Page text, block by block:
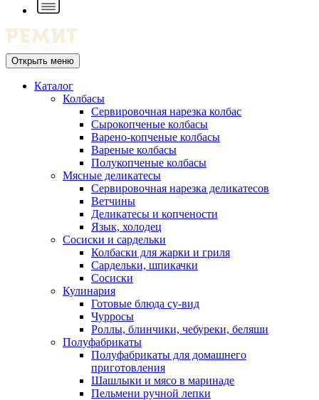
Открыть меню
Каталог
Колбасы
Сервировочная нарезка колбас
Сырокопченые колбасы
Варено-копченые колбасы
Вареные колбасы
Полукопченые колбасы
Мясные деликатесы
Сервировочная нарезка деликатесов
Ветчины
Деликатесы и копчености
Язык, холодец
Сосиски и сардельки
Колбаски для жарки и гриля
Сардельки, шпикачки
Сосиски
Кулинария
Готовые блюда су-вид
Чурросы
Роллы, блинчики, чебуреки, беляши
Полуфабрикаты
Полуфабрикаты для домашнего
приготовления
Шашлыки и мясо в маринаде
Пельмени ручной лепки